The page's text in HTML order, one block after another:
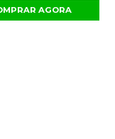
AGORA